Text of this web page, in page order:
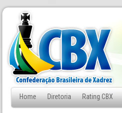
Home Diretoria Rating CBX